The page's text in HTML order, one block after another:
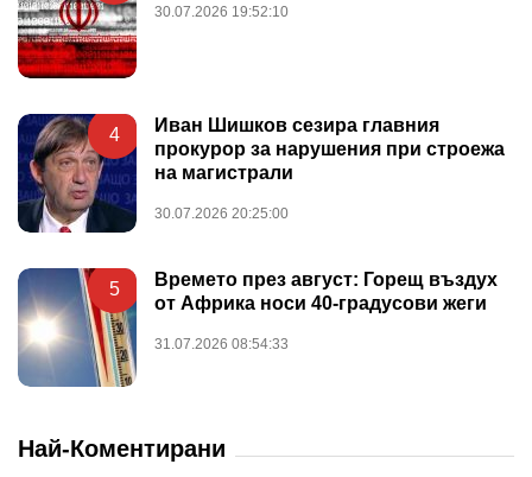
30.07.2026 19:52:10
4
Иван Шишков сезира главния
прокурор за нарушения при строежа
на магистрали
30.07.2026 20:25:00
5
Времето през август: Горещ въздух
от Африка носи 40-градусови жеги
31.07.2026 08:54:33
Най-Коментирани